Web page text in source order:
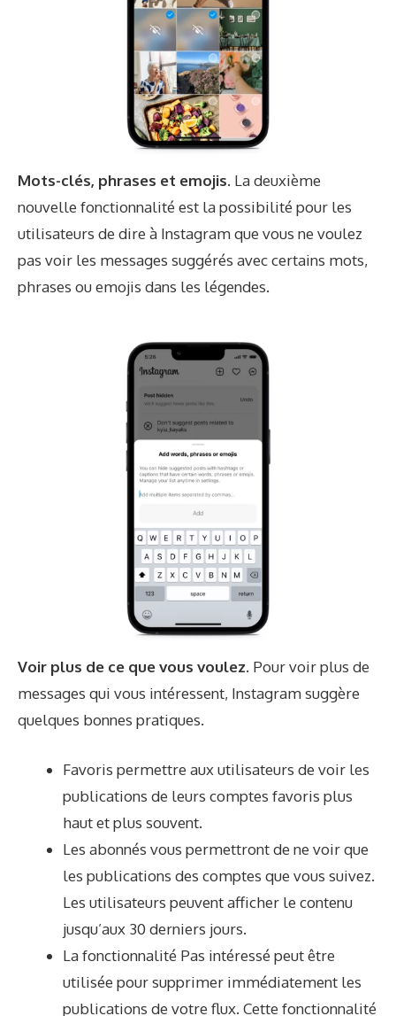
Mots-clés, phrases et emojis. La deuxième
nouvelle fonctionnalité est la possibilité pour les
utilisateurs de dire à Instagram que vous ne voulez
pas voir les messages suggérés avec certains mots,
phrases ou emojis dans les légendes.
Voir plus de ce que vous voulez. Pour voir plus de
messages qui vous intéressent, Instagram suggère
quelques bonnes pratiques.
Favoris permettre aux utilisateurs de voir les
publications de leurs comptes favoris plus
haut et plus souvent.
Les abonnés vous permettront de ne voir que
les publications des comptes que vous suivez.
Les utilisateurs peuvent afficher le contenu
jusqu’aux 30 derniers jours.
La fonctionnalité Pas intéressé peut être
utilisée pour supprimer immédiatement les
publications de votre flux. Cette fonctionnalité